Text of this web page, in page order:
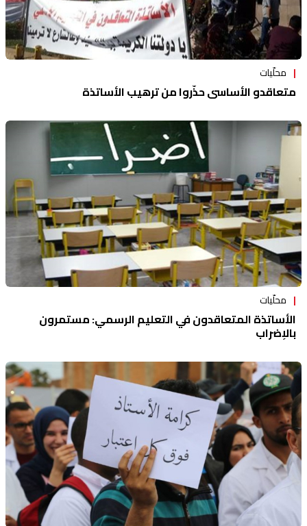
محلّيات
متعاقدو الأساسي حذّروا من ترهيب الأساتذة
محلّيات
الأساتذة المتعاقدون في التعليم الرسمي: مستمرون
بالإضراب